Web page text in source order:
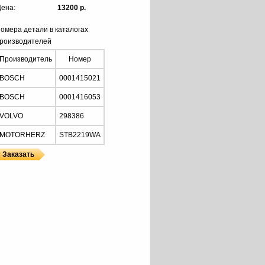
13200 р.
детали в каталогах
Производитель Номер
BOSCH 0001415021
BOSCH 0001416053
VOLVO 298386
MOTORHERZ STB2219WA